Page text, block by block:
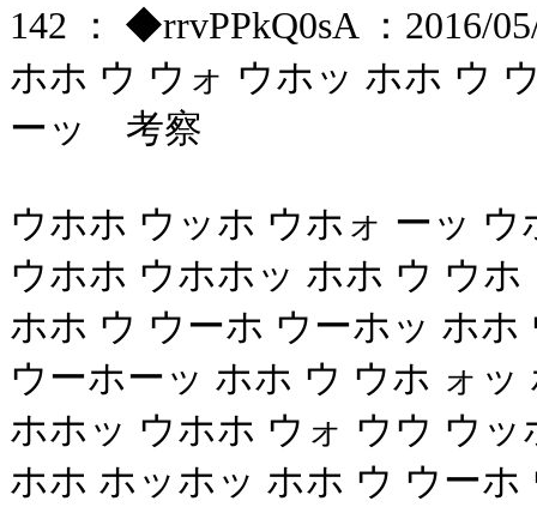
142 ： ◆rrvPPkQ0sA ：2016/
ホホ ウ ウォ ウホッ ホホ ウ
ーッ 考察
ウホホ ウッホ ウホォ ーッ
ウホホ ウホホッ ホホ ウ ウ
ホホ ウ ウーホ ウーホッ ホ
ウーホーッ ホホ ウ ウホ ォ
ホホッ ウホホ ウォ ウウ ウ
ホホ ホッホッ ホホ ウ ウーホ